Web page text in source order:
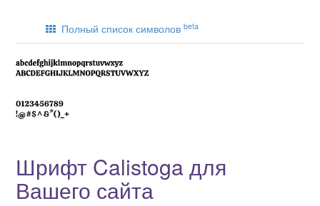
Полный список символов beta
Шрифт Calistoga для
Вашего сайта